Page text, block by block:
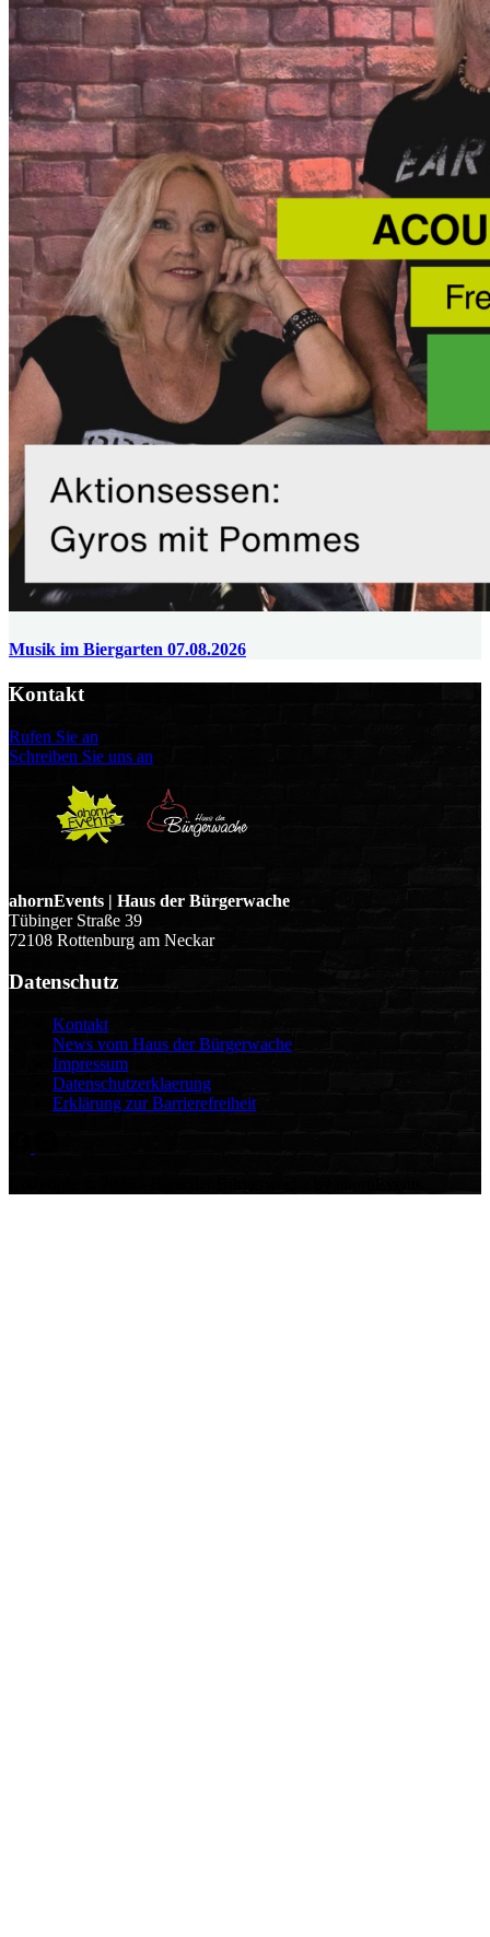
Musik im Biergarten 07.08.2026
Kontakt
Rufen Sie an
Schreiben Sie uns an
ahornEvents | Haus der Bürgerwache
Tübinger Straße 39
72108 Rottenburg am Neckar
Datenschutz
Kontakt
News vom Haus der Bürgerwache
Impressum
Datenschutzerklaerung
Erklärung zur Barrierefreiheit